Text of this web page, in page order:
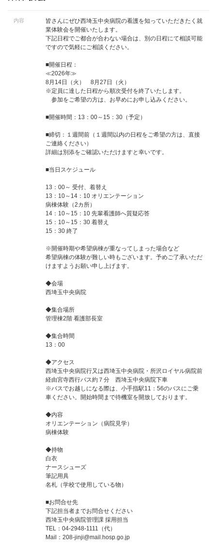
内容
皆さんにぜひ西埼玉中央病院の看護を知っていただきたく就
業体験会を開催いたします。
下記日程でご都合が合わない場合は、別の日程にて相談可能
ですので気軽にご相談ください。
■開催日程：
≪2026年≫
8月14日（火） 8月27日（火）
※定員に達した日程から順次受付を終了いたします。
参加をご希望の方は、お早めにお申し込みください。
■開催時間：13：00～15：30（予定）
■締切：１週間前（１週間以内の日程をご希望の方は、直接
ご連絡ください）
詳細は別添をご確認いただけますと幸いです。
■当日スケジュール
13：00～ 受付、着替え
13：10～14：10 オリエンテーション
病棟体験（2カ所）
14：10～15：10 先輩看護師へ質疑応答
15：10～15：30 着替え
15：30 終了
※開催時期や希望病棟が重なってしまった場合など
希望病棟の体験が難しい時もございます。予めご了承いただ
けますようお願い申し上げます。
◆会場
西埼玉中央病院
◆集合場所
管理棟2階 看護部長室
◆集合時間
13：00
◆アクセス
西埼玉中央病院行又は西埼玉中央病院・所沢ロイヤル病院前
経由宮寺西行バス約７分 西埼玉中央病院下車
※バスでお越しになる際は、小手指駅11：56のバスにご乗
車ください。開始時間まで待機室を開放しております。
◆内容
オリエンテーション（病院見学）
病棟体験
◆持物
白衣
ナースシューズ
筆記用具
名札（学校で使用している物）
■お問合せ先
下記担当者までお問合せください
西埼玉中央病院管理課 採用担当
TEL：04-2948-1111（代）
Mail： 208-jinji@mail.hosp.go.jp